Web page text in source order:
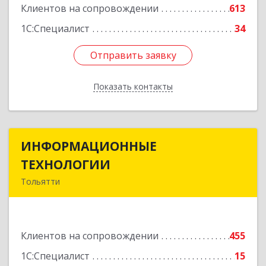
Клиентов на сопровождении
613
1С:Специалист
34
Отправить заявку
Показать контакты
Отправить заявку
Назад
ИНФОРМАЦИОННЫЕ
ТЕХНОЛОГИИ
Тольятти
Клиентов на сопровождении
455
1С:Специалист
15
ИНФОРМАЦИОННЫЕ
Подробнее